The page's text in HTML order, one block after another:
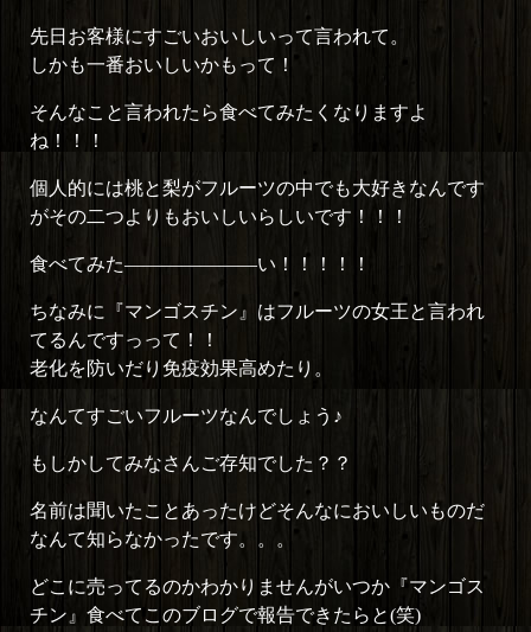
先日お客様にすごいおいしいって言われて。
しかも一番おいしいかもって！
そんなこと言われたら食べてみたくなりますよ
ね！！！
個人的には桃と梨がフルーツの中でも大好きなんです
がその二つよりもおいしいらしいです！！！
食べてみた―――――――い！！！！！
ちなみに『マンゴスチン』はフルーツの女王と言われ
てるんですっって！！
老化を防いだり免疫効果高めたり。
なんてすごいフルーツなんでしょう♪
もしかしてみなさんご存知でした？？
名前は聞いたことあったけどそんなにおいしいものだ
なんて知らなかったです。。。
どこに売ってるのかわかりませんがいつか『マンゴス
チン』食べてこのブログで報告できたらと(笑)